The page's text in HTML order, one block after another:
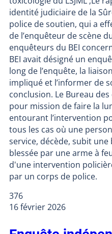
identité judiciaire de la
police de soutien, qui a
de l’enquêteur de scène
enquêteurs du BEI
BEI avait désigné un
long de l’enquête, la
impliqué et l’informer de
conclusion. Le Bureau
pour mission de faire la
entourant l’intervention
tous les cas où une
service, décède, subit
blessée par une arme à
d'une intervention
par un corps de police.
376
16 février 2026